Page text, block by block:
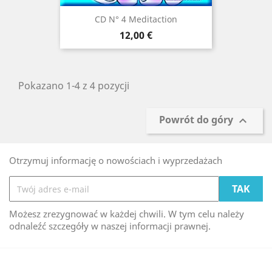
CD N° 4 Meditaction
Cena
12,00 €
Pokazano 1-4 z 4 pozycji
Powrót do góry 
Otrzymuj informację o nowościach i wyprzedażach
Możesz zrezygnować w każdej chwili. W tym celu należy
odnaleźć szczegóły w naszej informacji prawnej.